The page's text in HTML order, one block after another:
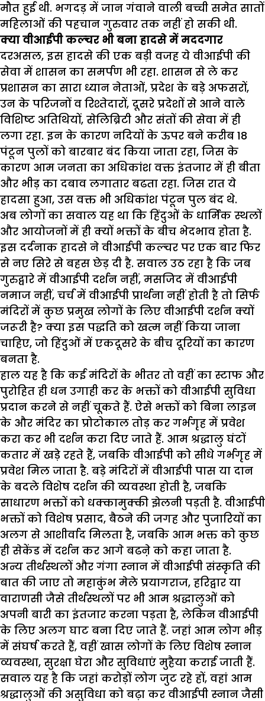
मौत हुई थी. भगदड़ में जान गंवाने वाली बच्ची समेत सातों
महिलाओं की पहचान गुरुवार तक नहीं हो सकी थी.
क्या वीआईपी कल्चर भी बना हादसे में मददगार
दरअसल, इस हादसे की एक बड़ी वजह ये वीआईपी की
सेवा में शासन का समर्पण भी रहा. शासन से ले कर
प्रशासन का सारा ध्यान नेताओं, प्रदेश के बड़े अफसरों,
उन के परिजनों व रिश्तेदारों, दूसरे प्रदेशों से आने वाले
विशिष्ट अतिथियों, सेलिब्रिटी और संतों की सेवा में ही
लगा रहा. इन के कारण नदियों के ऊपर बने करीब 18
पंटून पुलों को बारबार बंद किया जाता रहा, जिस के
कारण आम जनता का अधिकांश वक्त इंतजार में ही बीता
और भीड़ का दबाव लगातार बढता रहा. जिस रात ये
हादसा हुआ, उस वक्त भी अधिकांश पंटून पुल बंद थे.
अब लोगों का सवाल यह था कि हिंदुओं के धार्मिक स्थलों
और आयोजनों में ही क्यों भक्तों के बीच भेदभाव होता है.
इस दर्दनाक हादसे ने वीआईपी कल्चर पर एक बार फिर
से नए सिरे से बहस छेड़ दी है. सवाल उठ रहा है कि जब
गुरुद्वारे में वीआईपी दर्शन नहीं, मसजिद में वीआईपी
नमाज नहीं, चर्च में वीआईपी प्रार्थना नहीं होती है तो सिर्फ
मंदिरों में कुछ प्रमुख लोगों के लिए वीआईपी दर्शन क्यों
जरूरी है? क्या इस पद्धति को खत्म नहीं किया जाना
चाहिए, जो हिंदुओं में एकदूसरे के बीच दूरियों का कारण
बनता है.
हाल यह है कि कई मंदिरों के भीतर तो वहीं का स्टाफ और
पुरोहित ही धन उगाही कर के भक्तों को वीआईपी सुविधा
प्रदान करने से नहीं चूकते हैं. ऐसे भक्तों को बिना लाइन
के और मंदिर का प्रोटोकाल तोड़ कर गर्भगृह में प्रवेश
करा कर भी दर्शन करा दिए जाते हैं. आम श्रद्धालु घंटों
कतार में खड़े रहते हैं, जबकि वीआईपी को सीधे गर्भगृह में
प्रवेश मिल जाता है. बड़े मंदिरों में वीआईपी पास या दान
के बदले विशेष दर्शन की व्यवस्था होती है, जबकि
साधारण भक्तों को धक्कामुक्की झेलनी पड़ती है. वीआईपी
भक्तों को विशेष प्रसाद, बैठने की जगह और पुजारियों का
अलग से आशीर्वाद मिलता है, जबकि आम भक्त को कुछ
ही सेकेंड में दर्शन कर आगे बढऩे को कहा जाता है.
अन्य तीर्थस्थलों और गंगा स्नान में वीआईपी संस्कृति की
बात की जाए तो महाकुंभ मेले प्रयागराज, हरिद्वार या
वाराणसी जैसे तीर्थस्थलों पर भी आम श्रद्धालुओं को
अपनी बारी का इंतजार करना पड़ता है, लेकिन वीआईपी
के लिए अलग घाट बना दिए जाते हैं. जहां आम लोग भीड़
में संघर्ष करते हैं, वहीं खास लोगों के लिए विशेष स्नान
व्यवस्था, सुरक्षा घेरा और सुविधाएं मुहैया कराई जाती हैं.
सवाल यह है कि जहां करोड़ों लोग जुट रहे हों, वहां आम
श्रद्धालुओं की असुविधा को बढ़ा कर वीआईपी स्नान जैसी